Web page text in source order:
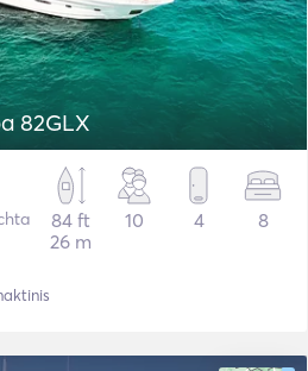
82GLX
84 ft
26 m
10 4 8